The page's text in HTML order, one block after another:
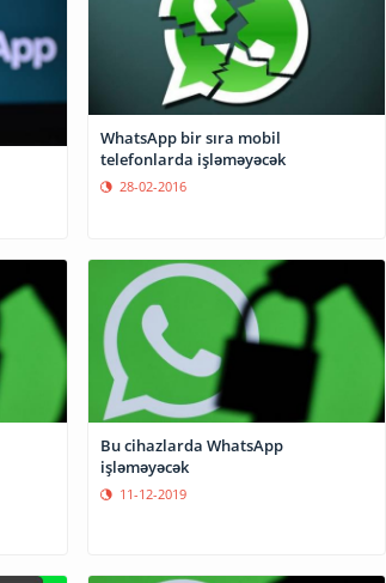
WhatsApp bir sıra mobil
telefonlarda işləməyəcək
28-02-2016
Bu cihazlarda WhatsApp
işləməyəcək
11-12-2019